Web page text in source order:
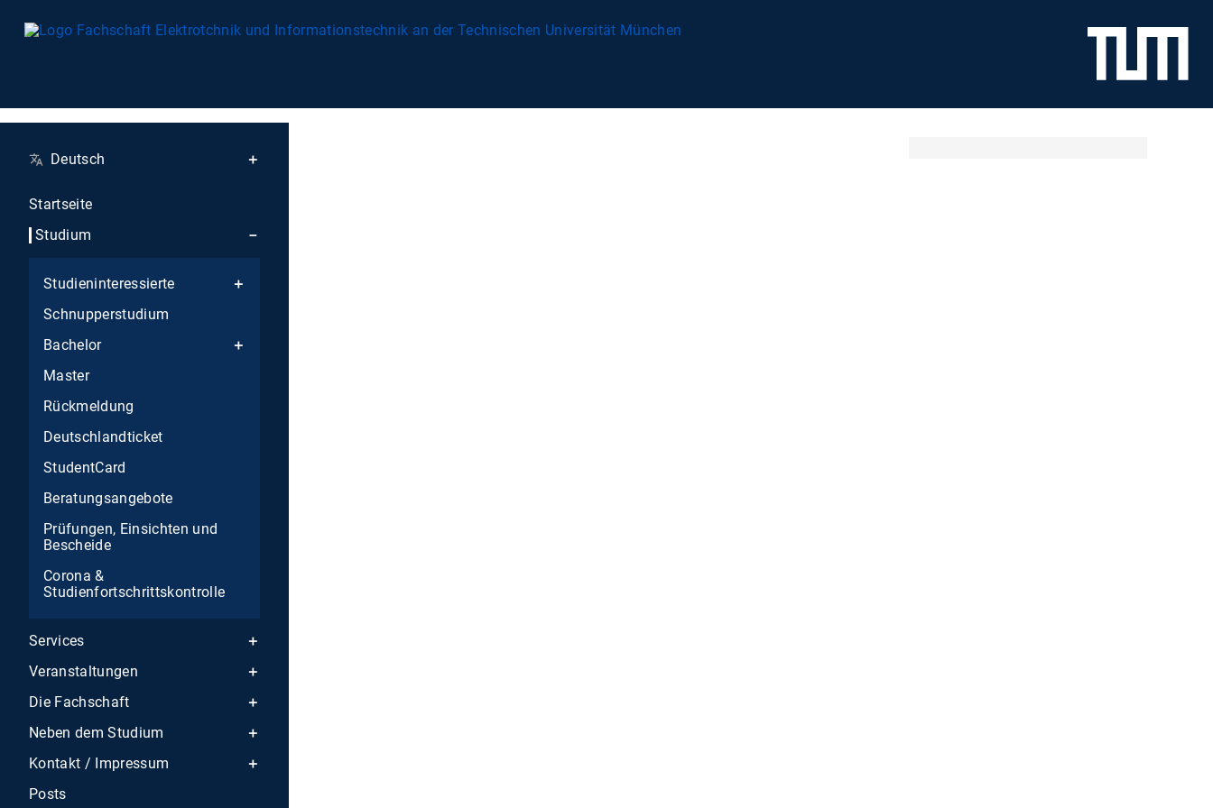
Deutsch
Startseite
Studium
Studieninteressierte
Schnupperstudium
Bachelor
Master
Rückmeldung
Deutschlandticket
StudentCard
Beratungsangebote
Prüfungen, Einsichten und
Bescheide
Corona &
Studienfortschrittskontrolle
Services
Veranstaltungen
Die Fachschaft
Neben dem Studium
Kontakt / Impressum
Posts